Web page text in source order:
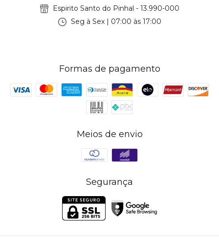
Espirito Santo do Pinhal - 13.990-000
Seg à Sex | 07:00 às 17:00
Formas de pagamento
Meios de envio
Segurança